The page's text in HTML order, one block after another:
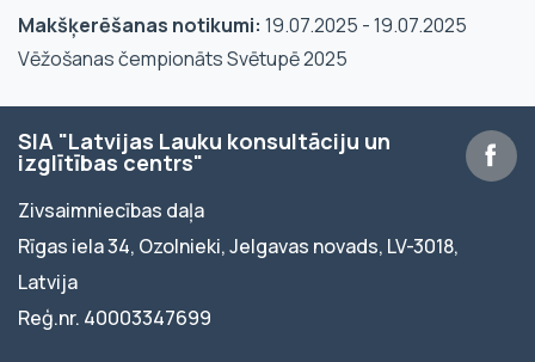
Makšķerēšanas notikumi: 19.07.2025 - 19.07.2025
Vēžošanas čempionāts Svētupē 2025
SIA "Latvijas Lauku konsultāciju un
izglītības centrs"
Zivsaimniecības daļa
Rīgas iela 34, Ozolnieki, Jelgavas novads, LV-3018,
Latvija
Reģ.nr. 40003347699